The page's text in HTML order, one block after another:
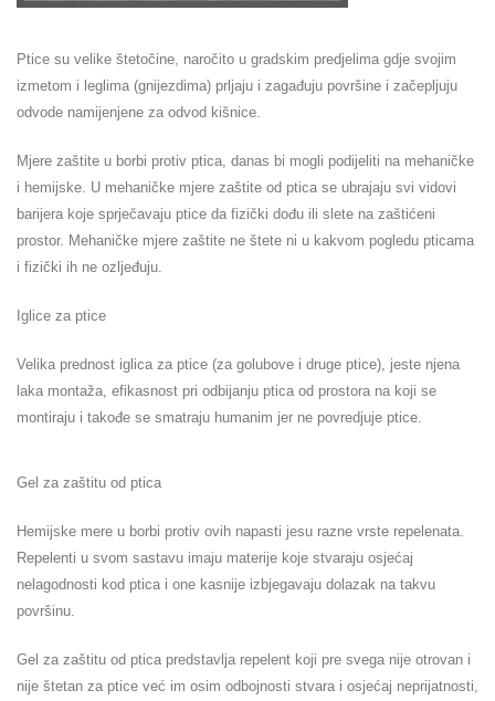
Ptice su velike štetočine, naročito u gradskim predjelima gdje svojim
izmetom i leglima (gnijezdima) prljaju i zagađuju površine i začepljuju
odvode namijenjene za odvod kišnice.
Mjere zaštite u borbi protiv ptica, danas bi mogli podijeliti na mehaničke
i hemijske. U mehaničke mjere zaštite od ptica se ubrajaju svi vidovi
barijera koje sprječavaju ptice da fizički dođu ili slete na zaštićeni
prostor. Mehaničke mjere zaštite ne štete ni u kakvom pogledu pticama
i fizički ih ne ozljeđuju.
Iglice za ptice
Velika prednost iglica za ptice (za golubove i druge ptice), jeste njena
laka montaža, efikasnost pri odbijanju ptica od prostora na koji se
montiraju i takođe se smatraju humanim jer ne povredjuje ptice.
Gel za zaštitu od ptica
Hemijske mere u borbi protiv ovih napasti jesu razne vrste repelenata.
Repelenti u svom sastavu imaju materije koje stvaraju osjećaj
nelagodnosti kod ptica i one kasnije izbjegavaju dolazak na takvu
površinu.
Gel za zaštitu od ptica predstavlja repelent koji pre svega nije otrovan i
nije štetan za ptice već im osim odbojnosti stvara i osjećaj neprijatnosti,